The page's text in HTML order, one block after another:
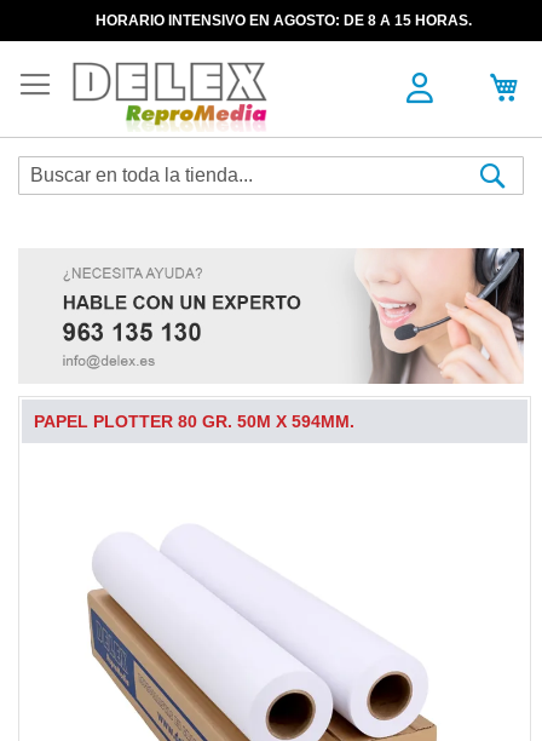
HORARIO INTENSIVO EN AGOSTO: DE 8 A 15 HORAS.
PAPEL PLOTTER 80 GR. 50M X 594MM.